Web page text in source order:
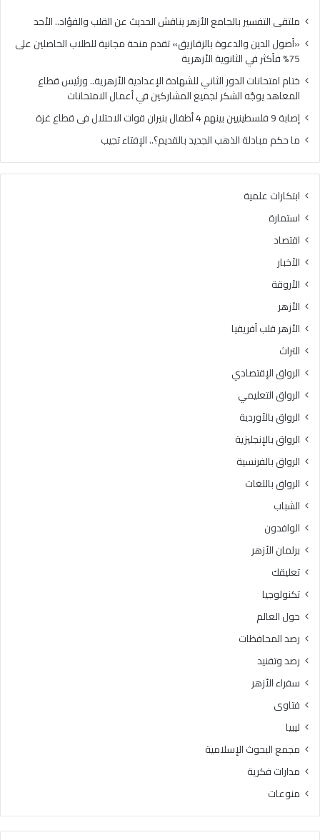
الثانوية
الأزهرية
ملتقى التفسير بالجامع الأزهر يناقش الحديث عن القلب والفؤاد.. الأحد
«أصول الدين والدعوة بالزقازيق» تقدم منحة مجانية للطلاب الحاصلين على
75% فأكثر في الثانوية الأزهرية
ختام امتحانات الدور الثاني للشهادة الإعدادية الأزهرية.. ورئيس قطاع
المعاهد يوجّه الشكر لجميع المشاركين في أعمال الامتحانات
إصابة 9 فلسطينيين بينهم 4 أطفال بنيران قوات الاحتلال فى قطاع غزة
ما حكم مبادلة الذهب الجديد بالقديم؟.. الإفتاء تجيب
ابتكارات علمية
استمارة
اقتصاد
الأخبار
الأروقة
الأزهر
الأزهر قلب أفريقيا
التراث
الرواق الإقتصادي
الرواق التعليمي
الرواق بالأوردية
الرواق بالإنجليزية
الرواق بالفرنسية
الرواق باللغات
الشباب
الوافدون
برلمان الأزهر
تعليقك
تكنولوجيا
حول العالم
رصد المحافظات
رصد وتفنيد
سفراء الأزهر
فتاوى
ليبيا
مجمع البحوث الإسلامية
مدارات فكرية
منوعات